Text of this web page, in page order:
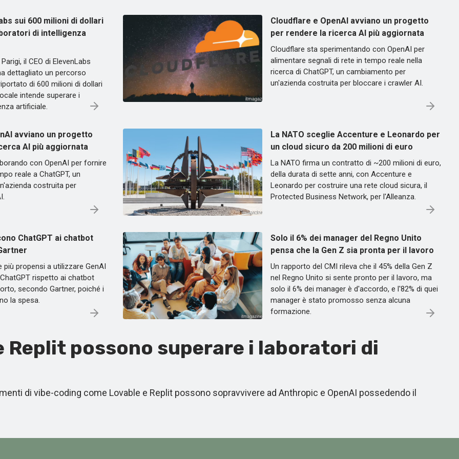
sui 600 milioni di dollari
di intelligenza
il CEO di ElevenLabs
dettagliato un percorso
di 600 milioni di dollari
intende superare i
artificiale.
Cloudflare e OpenAI avviano un progetto
per rendere la ricerca AI più aggiornata
Cloudflare sta sperimentando con OpenAI per
alimentare segnali di rete in tempo reale nella
ricerca di ChatGPT, un cambiamento per
un'azienda costruita per bloccare i crawler AI.
avviano un progetto
AI più aggiornata
con OpenAI per fornire
reale a ChatGPT, un
costruita per
La NATO sceglie Accenture e Leonardo per
un cloud sicuro da 200 milioni di euro
La NATO firma un contratto di ~200 milioni di euro,
della durata di sette anni, con Accenture e
Leonardo per costruire una rete cloud sicura, il
Protected Business Network, per l'Alleanza.
ChatGPT ai chatbot
propensi a utilizzare GenAI
rispetto ai chatbot
secondo Gartner, poiché i
la spesa.
Solo il 6% dei manager del Regno Unito
pensa che la Gen Z sia pronta per il lavoro
Un rapporto del CMI rileva che il 45% della Gen Z
nel Regno Unito si sente pronto per il lavoro, ma
solo il 6% dei manager è d'accordo, e l'82% di quei
manager è stato promosso senza alcuna
formazione.
Replit possono superare i laboratori di
di vibe-coding come Lovable e Replit possono sopravvivere ad Anthropic e OpenAI possedendo il